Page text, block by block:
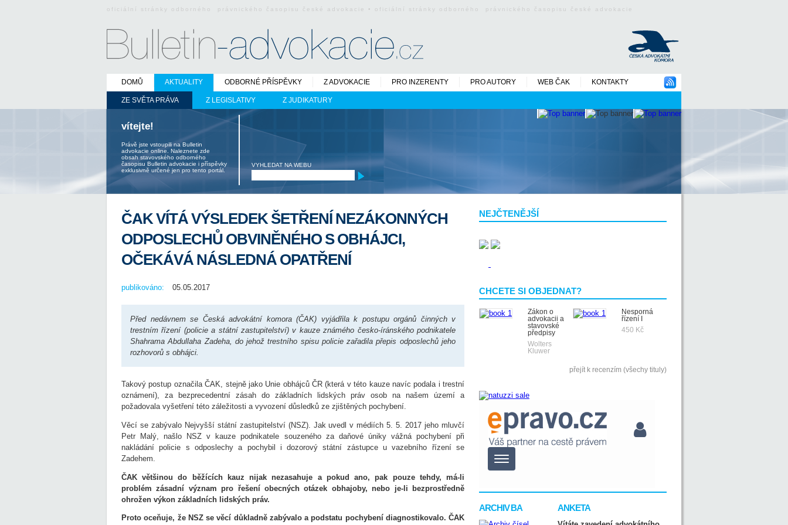
oficiální stránky odborného právnického časopisu české advokacie • oficiální stránky odborného právnického časopisu české advokacie
DOMŮ AKTUALITY
ZE SVĚTA PRÁVA Z LEGISLATIVY Z JUDIKATURY
ODBORNÉ PŘÍSPĚVKY Z ADVOKACIE PRO INZERENTY PRO AUTORY WEB ČAK KONTAKTY
vítejte!
Právě jste vstoupili na Bulletin
advokacie online. Naleznete zde
obsah stavovského odborného
časopisu Bulletin advokacie i příspěvky
exklusivně určené jen pro tento portál.
VYHLEDAT NA WEBU
NEJČTENĚJŠÍ
CHCETE SI OBJEDNAT?
Zákon o
advokacii a
stavovské
předpisy
Wolters
Kluwer
Nesporná
řízení I
450 Kč
přejít k recenzím (všechy tituly)
ARCHIV BA ANKETA
ČAK VÍTÁ VÝSLEDEK ŠETŘENÍ NEZÁKONNÝCH
ODPOSLECHŮ OBVINĚNÉHO S OBHÁJCI,
OČEKÁVÁ NÁSLEDNÁ OPATŘENÍ
publikováno: 05.05.2017
Před nedávnem se Česká advokátní komora (ČAK) vyjádřila k postupu orgánů činných v
trestním řízení (policie a státní zastupitelství) v kauze známého česko-íránského podnikatele
Shahrama Abdullaha Zadeha, do jehož trestního spisu policie zařadila přepis odposlechů jeho
rozhovorů s obhájci.
Takový postup označila ČAK, stejně jako Unie obhájců ČR (která v této kauze navíc podala i trestní
oznámení), za bezprecedentní zásah do základních lidských práv osob na našem území a
požadovala vyšetření této záležitosti a vyvození důsledků ze zjištěných pochybení.
Věcí se zabývalo Nejvyšší státní zastupitelství (NSZ). Jak uvedl v médiích 5. 5. 2017 jeho mluvčí
Petr Malý, našlo NSZ v kauze podnikatele souzeného za daňové úniky vážná pochybení při
nakládání policie s odposlechy a pochybil i dozorový státní zástupce u vazebního řízení se
Zadehem.
ČAK většinou do běžících kauz nijak nezasahuje a pokud ano, pak pouze tehdy, má-li
problém zásadní význam pro řešení obecných otázek obhajoby, nebo je-li bezprostředně
ohrožen výkon základních lidských práv.
Proto oceňuje, že NSZ se věcí důkladně zabývalo a podstatu pochybení diagnostikovalo. ČAK